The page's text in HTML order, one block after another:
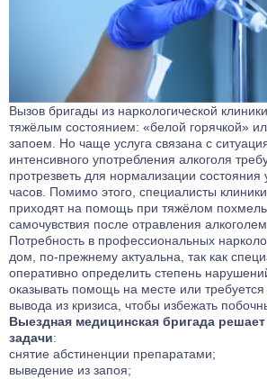
Вызов бригады из наркологической
тяжёлым состоянием: «белой горячкой»
запоем. Но чаще услуга связана с
интенсивного употребления алкоголя
протрезветь для нормализации состояния
часов. Помимо этого, специалисты
приходят на помощь при тяжёлом
самочувствия после отравления
Потребность в профессиональных
дом, по-прежнему актуальна, так как
оперативно определить степень
оказывать помощь на месте или требуется
вывода из кризиса, чтобы избежать
Выездная медицинская бригада
задачи:
снятие абстиненции препаратами;
выведение из запоя;